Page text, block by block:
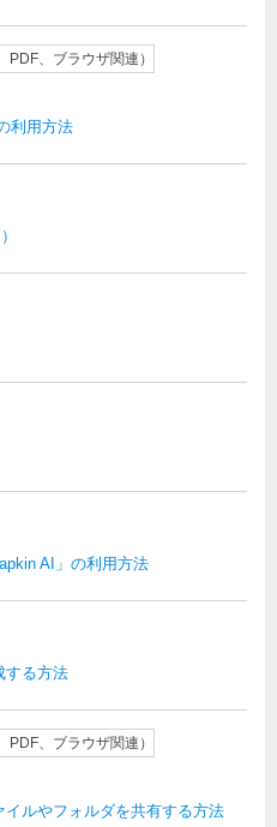
、ブラウザ関連）
利用方法
AI」の利用方法
する方法
、ブラウザ関連）
イルやフォルダを共有する方法